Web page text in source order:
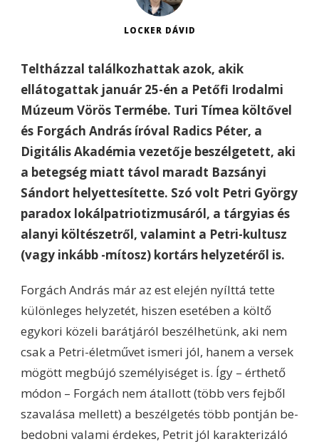
LOCKER DÁVID
Teltházzal találkozhattak azok, akik
ellátogattak január 25-én a Petőfi Irodalmi
Múzeum Vörös Termébe. Turi Tímea költővel
és Forgách András íróval Radics Péter, a
Digitális Akadémia vezetője beszélgetett, aki
a betegség miatt távol maradt Bazsányi
Sándort helyettesítette. Szó volt Petri György
paradox lokálpatriotizmusáról, a tárgyias és
alanyi költészetről, valamint a Petri-kultusz
(vagy inkább -mítosz) kortárs helyzetéről is.
Forgách András már az est elején nyílttá tette
különleges helyzetét, hiszen esetében a költő
egykori közeli barátjáról beszélhetünk, aki nem
csak a Petri-életművet ismeri jól, hanem a versek
mögött megbújó személyiséget is. Így – érthető
módon – Forgách nem átallott (több vers fejből
szavalása mellett) a beszélgetés több pontján be-
bedobni valami érdekes, Petrit jól karakterizáló